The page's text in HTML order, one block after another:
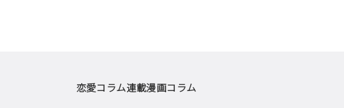
恋愛コラム連載漫画コラム